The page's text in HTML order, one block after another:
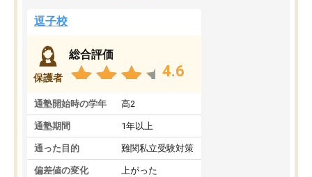
逗子校
保護者
総合評価
4.6
通塾開始時の学年 高2
通塾期間 1年以上
通った目的 難関私立受験対策
偏差値の変化 上がった